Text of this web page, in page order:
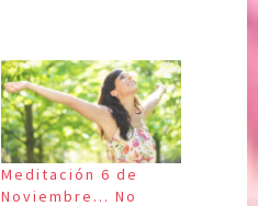
Meditación 6 de
Noviembre… No